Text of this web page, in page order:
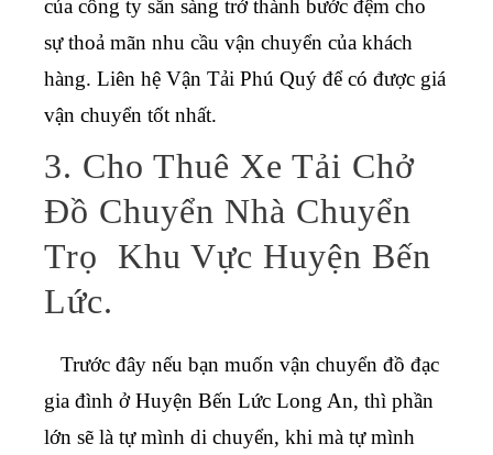
của công ty sẵn sàng trở thành bước đệm cho
sự thoả mãn nhu cầu vận chuyển của khách
hàng. Liên hệ Vận Tải Phú Quý để có được giá
vận chuyển tốt nhất.
3. Cho Thuê Xe Tải Chở
Đồ Chuyển Nhà Chuyển
Trọ Khu Vực Huyện Bến
Lức.
Trước đây nếu bạn muốn vận chuyển đồ đạc
gia đình ở Huyện Bến Lức Long An, thì phần
lớn sẽ là tự mình di chuyển, khi mà tự mình